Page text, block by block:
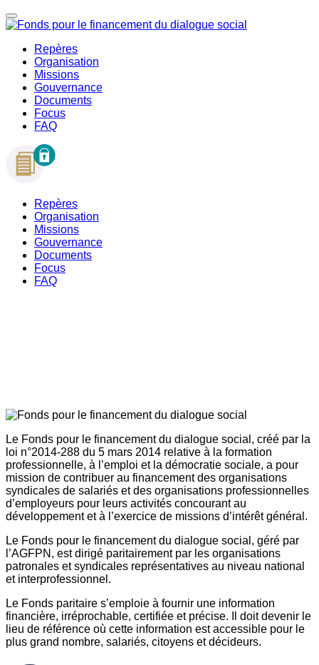
Repères
Organisation
Missions
Gouvernance
Documents
Focus
FAQ
Repères
Organisation
Missions
Gouvernance
Documents
Focus
FAQ
Le Fonds pour le financement du dialogue social, créé par la
loi n°2014-288 du 5 mars 2014 relative à la formation
professionnelle, à l’emploi et la démocratie sociale, a pour
mission de contribuer au financement des organisations
syndicales de salariés et des organisations professionnelles
d’employeurs pour leurs activités concourant au
développement et à l’exercice de missions d’intérêt général.
Le Fonds pour le financement du dialogue social, géré par
l’AGFPN, est dirigé paritairement par les organisations
patronales et syndicales représentatives au niveau national
et interprofessionnel.
Le Fonds paritaire s’emploie à fournir une information
financière, irréprochable, certifiée et précise. Il doit devenir le
lieu de référence où cette information est accessible pour le
plus grand nombre, salariés, citoyens et décideurs.